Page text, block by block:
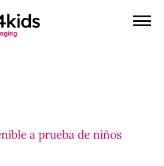
Box a prueba de niños
a prueba de niños